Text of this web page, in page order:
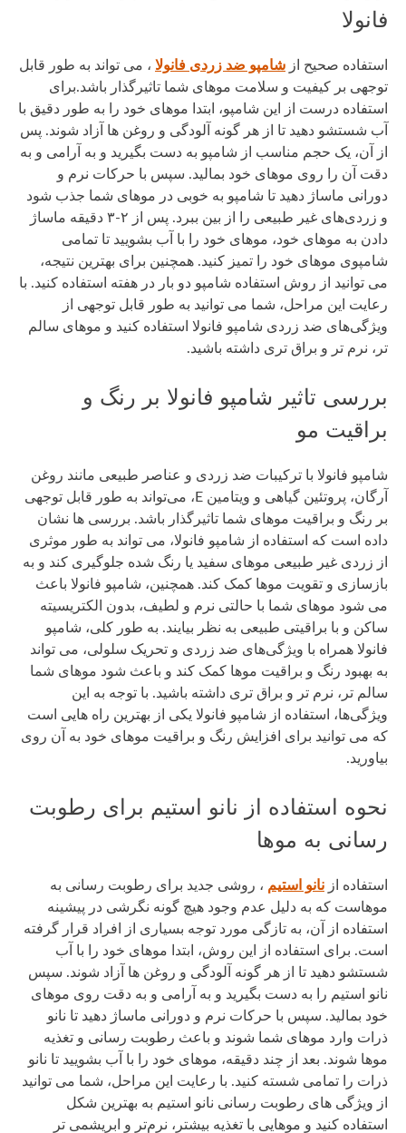
فانولا
استفاده صحیح از شامپو ضد زردی فانولا ، می تواند به طور قابل
توجهی بر کیفیت و سلامت موهای شما تاثیرگذار باشد.برای
استفاده درست از این شامپو، ابتدا موهای خود را به طور دقیق با
آب شستشو دهید تا از هر گونه آلودگی و روغن ها آزاد شوند. پس
از آن، یک حجم مناسب از شامپو به دست بگیرید و به آرامی و به
دقت آن را روی موهای خود بمالید. سپس با حرکات نرم و
دورانی ماساژ دهید تا شامپو به خوبی در موهای شما جذب شود
و زردی‌های غیر طبیعی را از بین ببرد. پس از ۲-۳ دقیقه ماساژ
دادن به موهای خود، موهای خود را با آب بشویید تا تمامی
شامپوی موهای خود را تمیز کنید. همچنین برای بهترین نتیجه،
می توانید از روش استفاده شامپو دو بار در هفته استفاده کنید. با
رعایت این مراحل، شما می توانید به طور قابل توجهی از
ویژگی‌های ضد زردی شامپو فانولا استفاده کنید و موهای سالم
تر، نرم تر و براق تری داشته باشید.
بررسی تاثیر شامپو فانولا بر رنگ و
براقیت مو
شامپو فانولا با ترکیبات ضد زردی و عناصر طبیعی مانند روغن
آرگان، پروتئین گیاهی و ویتامین E، می‌تواند به طور قابل توجهی
بر رنگ و براقیت موهای شما تاثیرگذار باشد. بررسی ها نشان
داده است که استفاده از شامپو فانولا، می تواند به طور موثری
از زردی غیر طبیعی موهای سفید یا رنگ شده جلوگیری کند و به
بازسازی و تقویت موها کمک کند. همچنین، شامپو فانولا باعث
می شود موهای شما با حالتی نرم و لطیف، بدون الکتریسیته
ساکن و با براقیتی طبیعی به نظر بیایند. به طور کلی، شامپو
فانولا همراه با ویژگی‌های ضد زردی و تحریک سلولی، می تواند
به بهبود رنگ و براقیت موها کمک کند و باعث شود موهای شما
سالم تر، نرم تر و براق تری داشته باشید. با توجه به این
ویژگی‌ها، استفاده از شامپو فانولا یکی از بهترین راه هایی است
که می توانید برای افزایش رنگ و براقیت موهای خود به آن روی
بیاورید.
نحوه استفاده از نانو استیم برای رطوبت
رسانی به موها
استفاده از نانو استیم ، روشی جدید برای رطوبت رسانی به
موهاست که به دلیل عدم وجود هیچ گونه نگرشی در پیشینه
استفاده از آن، به تازگی مورد توجه بسیاری از افراد قرار گرفته
است. برای استفاده از این روش، ابتدا موهای خود را با آب
شستشو دهید تا از هر گونه آلودگی و روغن ها آزاد شوند. سپس
نانو استیم را به دست بگیرید و به آرامی و به دقت روی موهای
خود بمالید. سپس با حرکات نرم و دورانی ماساژ دهید تا نانو
ذرات وارد موهای شما شوند و باعث رطوبت رسانی و تغذیه
موها شوند. بعد از چند دقیقه، موهای خود را با آب بشویید تا نانو
ذرات را تمامی شسته کنید. با رعایت این مراحل، شما می توانید
از ویژگی های رطوبت رسانی نانو استیم به بهترین شکل
استفاده کنید و موهایی با تغذیه بیشتر، نرم‌تر و ابریشمی تر